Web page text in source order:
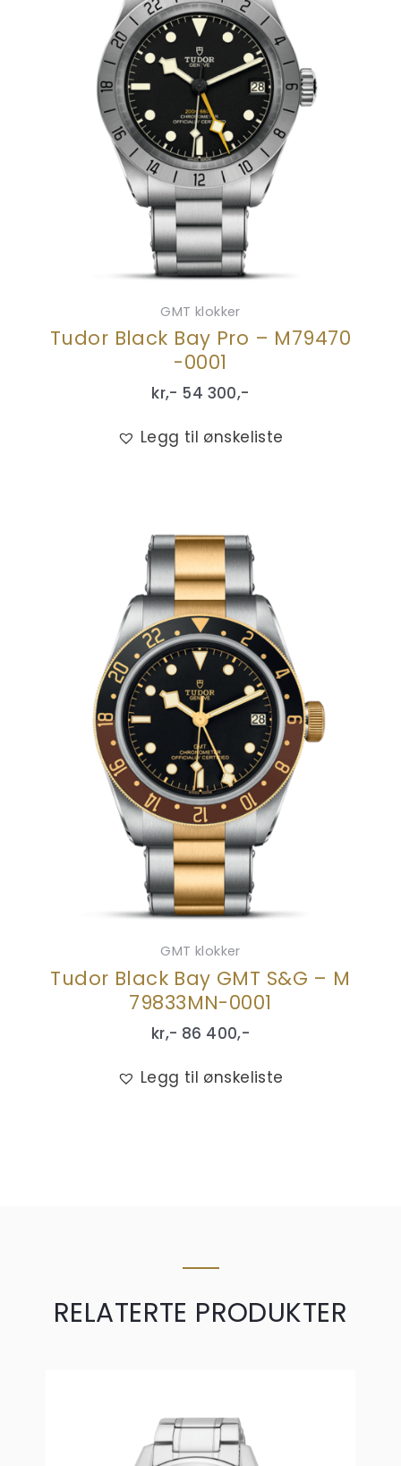
GMT klokker
Tudor Black Bay Pro – M79470
-0001
kr,- 54 300,-
Legg til ønskeliste
GMT klokker
Tudor Black Bay GMT S&G – M
79833MN-0001
kr,- 86 400,-
Legg til ønskeliste
RELATERTE PRODUKTER